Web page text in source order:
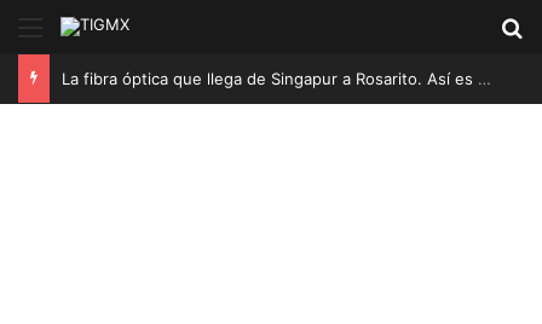
Menú
La fibra óptica que llega de Singapur a Rosarito. Así es el proyecto Bifrost